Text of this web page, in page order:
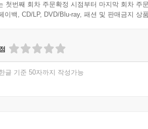
첫번째 회차 주문확정 시점부터 마지막 회차 주
이백, CD/LP, DVD/Blu-ray, 패션 및 판매금지 상
글 기준 50자까지 작성가능